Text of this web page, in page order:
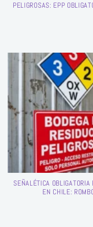
PELIGROSAS: EPP
SEÑALÉTICA
EN CHILE: